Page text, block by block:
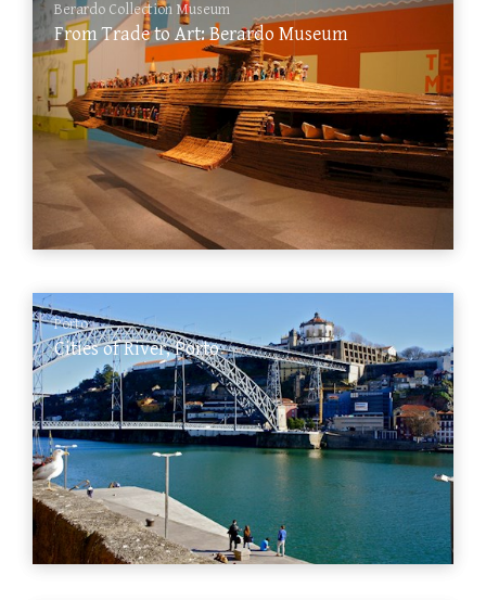
Berardo Collection Museum
From Trade to Art: Berardo Museum
Porto
Cities of River, Porto